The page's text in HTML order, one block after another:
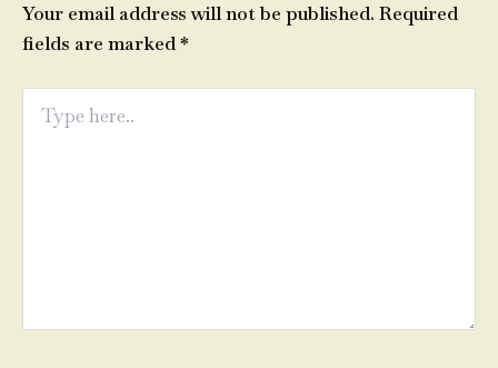
Your email address will not be published. Required
fields are marked*
here..